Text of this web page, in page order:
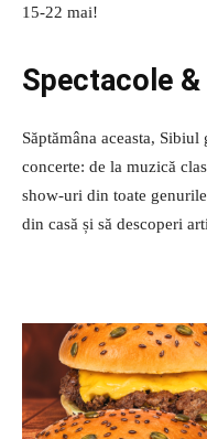
15-22 mai!
Spectacole
Săptămâna aceasta,
concerte: de la muzică
show-uri din toate
din casă și să descoperi